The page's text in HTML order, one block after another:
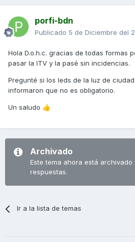
porfi-bdn
Publicado 5 de Diciembre del
Hola D.o.h.c. gracias de todas formas
pasar la ITV y la pasé sin incidencias.
Pregunté si los leds de la luz de
informaron que no es obligatorio.
Un saludo 👍
Archivado
Este tema ahora está
respuestas.
Ir a la lista de temas